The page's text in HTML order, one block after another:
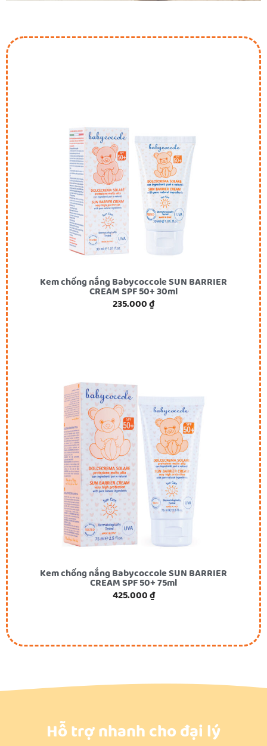
Kem chống nắng Babycoccole SUN BARRIER
CREAM SPF 50+ 30ml
235.000₫
Kem chống nắng Babycoccole SUN BARRIER
CREAM SPF 50+ 75ml
425.000₫
Hỗ trợ nhanh cho đại lý